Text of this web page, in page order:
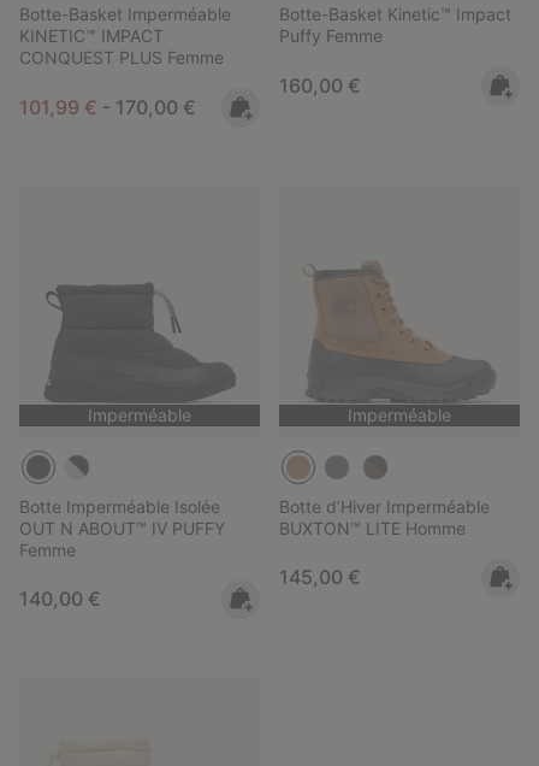
Botte-Basket Imperméable
KINETIC™ IMPACT
CONQUEST PLUS Femme
Minimum sale price:
101,99 € - Maximum price:
170,00 €
Botte-Basket Kinetic™ Impact
Puffy Femme
Regular price:
160,00 €
Imperméable
Botte Imperméable Isolée
OUT N ABOUT™ IV PUFFY
Femme
Regular price:
140,00 €
Imperméable
Botte d’Hiver Imperméable
BUXTON™ LITE Homme
Regular price:
145,00 €